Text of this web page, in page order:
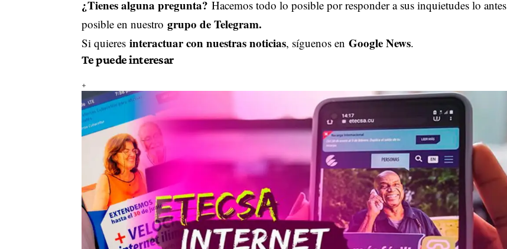
¿Tienes alguna pregunta? Hacemos todo lo posible por responder a sus inquietudes lo antes
posible en nuestro grupo de Telegram.
Si quieres interactuar con nuestras noticias, síguenos en Google News.
Te puede interesar